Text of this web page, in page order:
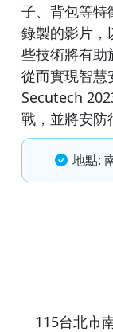
子、背包等特
錄製的影片，
些技術將有助
從而實現智慧
Secutech
戰，並將安防
地點:
115台北市